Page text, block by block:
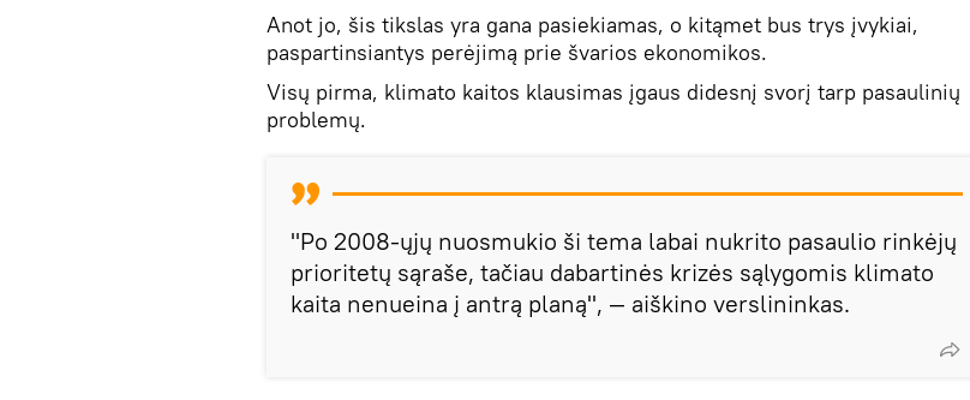
Anot jo, šis tikslas yra gana pasiekiamas, o kitąmet bus trys įvykiai,
paspartinsiantys perėjimą prie švarios ekonomikos.
Visų pirma, klimato kaitos klausimas įgaus didesnį svorį tarp pasaulinių
problemų.
"Po 2008-ųjų nuosmukio ši tema labai nukrito pasaulio rinkėjų
prioritetų sąraše, tačiau dabartinės krizės sąlygomis klimato
kaita nenueina į antrą planą", — aiškino verslininkas.